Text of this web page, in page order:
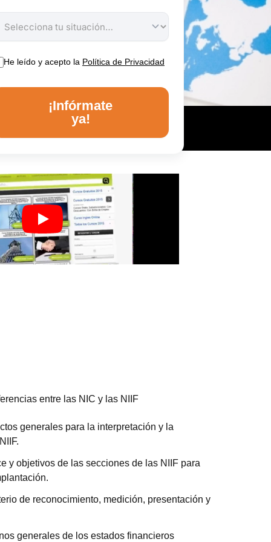
He leído y acepto la Política de Privacidad
¡Infórmate
ya!
entre las NIC y las NIIF
generales para la interpretación y la
y objetivos de las secciones de las NIIF para
de reconocimiento, medición, presentación y
generales de los estados financieros